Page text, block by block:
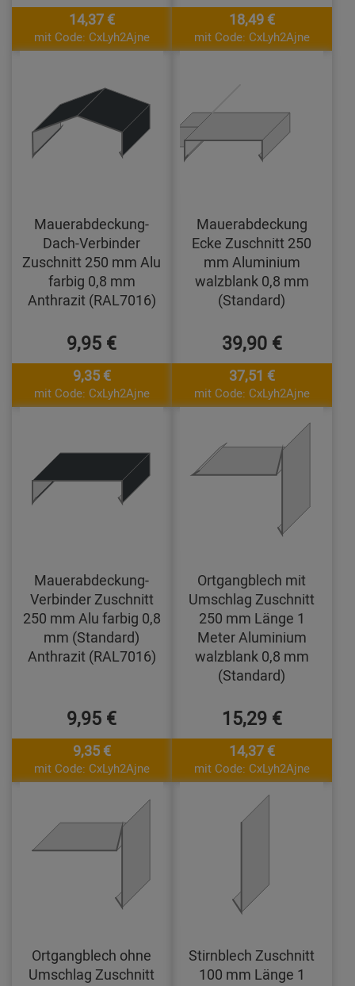
14,37 €
mit Code: CxLyh2Ajne
18,49 €
mit Code: CxLyh2Ajne
Mauerabdeckung-
Dach-Verbinder
Zuschnitt 250 mm Alu
farbig 0,8 mm
Anthrazit (RAL7016)
9,95 €
9,35 €
mit Code: CxLyh2Ajne
Mauerabdeckung
Ecke Zuschnitt 250
mm Aluminium
walzblank 0,8 mm
(Standard)
39,90 €
37,51 €
mit Code: CxLyh2Ajne
Mauerabdeckung-
Verbinder Zuschnitt
250 mm Alu farbig 0,8
mm (Standard)
Anthrazit (RAL7016)
9,95 €
9,35 €
mit Code: CxLyh2Ajne
Ortgangblech mit
Umschlag Zuschnitt
250 mm Länge 1
Meter Aluminium
walzblank 0,8 mm
(Standard)
15,29 €
14,37 €
mit Code: CxLyh2Ajne
Ortgangblech ohne
Umschlag Zuschnitt
Stirnblech Zuschnitt
100 mm Länge 1